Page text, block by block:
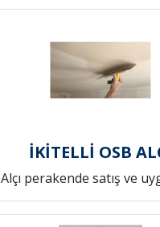
İKİTELLİ OSB
Alçı perakende satış ve